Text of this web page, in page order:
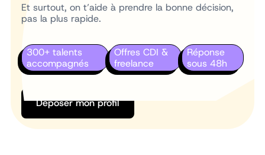
Et surtout, on t’aide à prendre la bonne décision,
pas la plus rapide.
300+ talents
accompagnés
Offres CDI &
freelance
Réponse
sous 48h
Déposer mon profil